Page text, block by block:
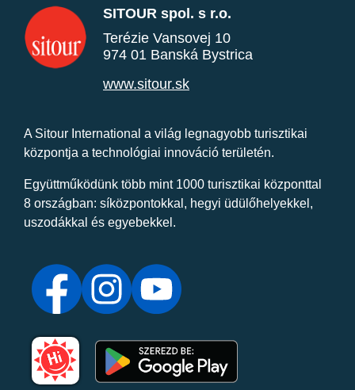
SITOUR spol. s r.o.
Terézie Vansovej 10
974 01 Banská Bystrica
www.sitour.sk
A Sitour International a világ legnagyobb turisztikai
központja a technológiai innováció területén.
Együttműködünk több mint 1000 turisztikai központtal
8 országban: síközpontokkal, hegyi üdülőhelyekkel,
uszodákkal és egyebekkel.